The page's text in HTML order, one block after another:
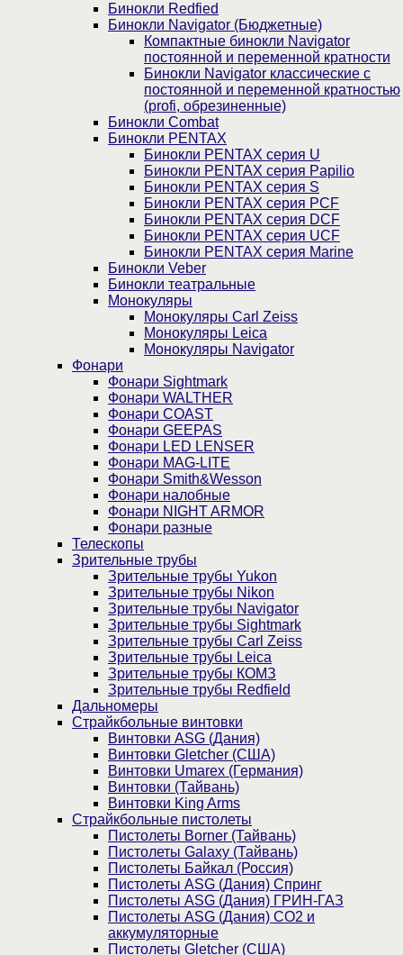
Бинокли Redfied
Бинокли Navigator (Бюджетные)
Компактные бинокли Navigator
постоянной и переменной кратности
Бинокли Navigator классические с
постоянной и переменной кратностью
(profi, обрезиненные)
Бинокли Combat
Бинокли PENTAX
Бинокли PENTAX серия U
Бинокли PENTAX серия Papilio
Бинокли PENTAX серия S
Бинокли PENTAX серия PCF
Бинокли PENTAX серия DCF
Бинокли PENTAX серия UCF
Бинокли PENTAX серия Marine
Бинокли Veber
Бинокли театральные
Монокуляры
Монокуляры Carl Zeiss
Монокуляры Leica
Монокуляры Navigator
Фонари
Фонари Sightmark
Фонари WALTHER
Фонари COAST
Фонари GEEPAS
Фонари LED LENSER
Фонари MAG-LITE
Фонари Smith&Wesson
Фонари налобные
Фонари NIGHT ARMOR
Фонари разные
Телескопы
Зрительные трубы
Зрительные трубы Yukon
Зрительные трубы Nikon
Зрительные трубы Navigator
Зрительные трубы Sightmark
Зрительные трубы Carl Zeiss
Зрительные трубы Leica
Зрительные трубы КОМЗ
Зрительные трубы Redfield
Дальномеры
Страйкбольные винтовки
Винтовки ASG (Дания)
Винтовки Gletcher (США)
Винтовки Umarex (Германия)
Винтовки (Тайвань)
Винтовки King Arms
Страйкбольные пистолеты
Пистолеты Borner (Тайвань)
Пистолеты Galaxy (Тайвань)
Пистолеты Байкал (Россия)
Пистолеты ASG (Дания) Спринг
Пистолеты ASG (Дания) ГРИН-ГАЗ
Пистолеты ASG (Дания) CO2 и
аккумуляторные
Пистолеты Gletcher (США)